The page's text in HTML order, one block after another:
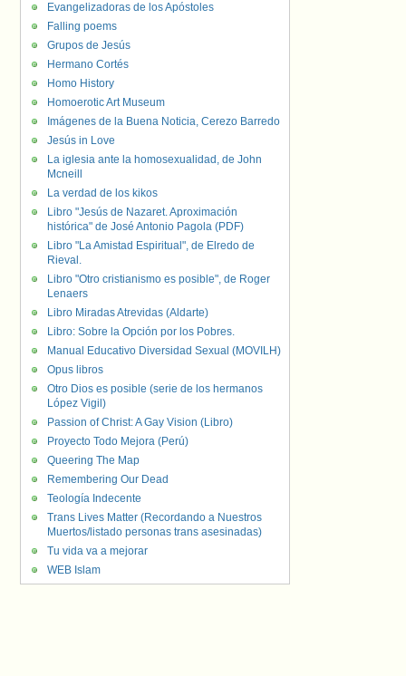
Evangelizadoras de los Apóstoles
Falling poems
Grupos de Jesús
Hermano Cortés
Homo History
Homoerotic Art Museum
Imágenes de la Buena Noticia, Cerezo Barredo
Jesús in Love
La iglesia ante la homosexualidad, de John
Mcneill
La verdad de los kikos
Libro "Jesús de Nazaret. Aproximación
histórica" de José Antonio Pagola (PDF)
Libro "La Amistad Espiritual", de Elredo de
Rieval.
Libro "Otro cristianismo es posible", de Roger
Lenaers
Libro Miradas Atrevidas (Aldarte)
Libro: Sobre la Opción por los Pobres.
Manual Educativo Diversidad Sexual (MOVILH)
Opus libros
Otro Dios es posible (serie de los hermanos
López Vigil)
Passion of Christ: A Gay Vision (Libro)
Proyecto Todo Mejora (Perú)
Queering The Map
Remembering Our Dead
Teología Indecente
Trans Lives Matter (Recordando a Nuestros
Muertos/listado personas trans asesinadas)
Tu vida va a mejorar
WEB Islam